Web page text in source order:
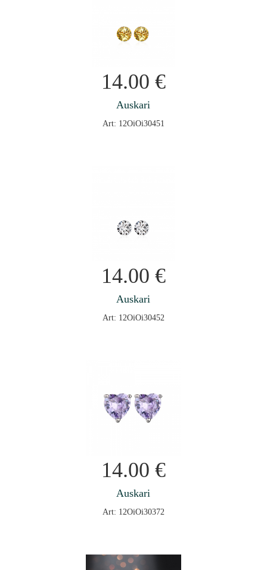
14.00 €
Auskari
Art: 12OiOi30451
14.00 €
Auskari
Art: 12OiOi30452
14.00 €
Auskari
Art: 12OiOi30372